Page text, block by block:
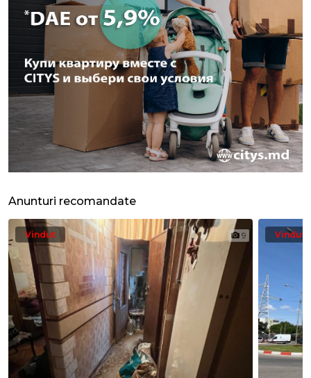
Anunturi recomandate
9
Vindut Vindut